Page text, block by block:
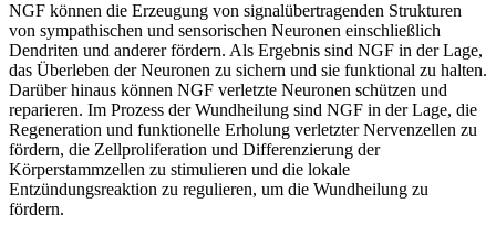
NGF können die Erzeugung von signalübertragenden Strukturen
von sympathischen und sensorischen Neuronen einschließlich
Dendriten und anderer fördern. Als Ergebnis sind NGF in der Lage,
das Überleben der Neuronen zu sichern und sie funktional zu halten.
Darüber hinaus können NGF verletzte Neuronen schützen und
reparieren. Im Prozess der Wundheilung sind NGF in der Lage, die
Regeneration und funktionelle Erholung verletzter Nervenzellen zu
fördern, die Zellproliferation und Differenzierung der
Körperstammzellen zu stimulieren und die lokale
Entzündungsreaktion zu regulieren, um die Wundheilung zu
fördern.